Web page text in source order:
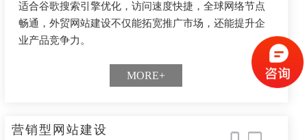
适合谷歌搜索引擎优化，访问速度快捷，全球网络节点
畅通，外贸网站建设不仅能拓宽推广市场，还能提升企
业产品竞争力。
MORE+
营销型网站建设